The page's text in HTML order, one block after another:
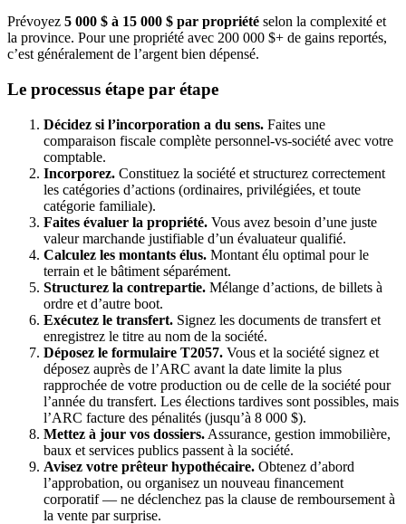
Prévoyez 5 000 $ à 15 000 $ par propriété selon la complexité et
la province. Pour une propriété avec 200 000 $+ de gains reportés,
c’est généralement de l’argent bien dépensé.
Le processus étape par étape
Décidez si l’incorporation a du sens. Faites une
comparaison fiscale complète personnel-vs-société avec votre
comptable.
Incorporez. Constituez la société et structurez correctement
les catégories d’actions (ordinaires, privilégiées, et toute
catégorie familiale).
Faites évaluer la propriété. Vous avez besoin d’une juste
valeur marchande justifiable d’un évaluateur qualifié.
Calculez les montants élus. Montant élu optimal pour le
terrain et le bâtiment séparément.
Structurez la contrepartie. Mélange d’actions, de billets à
ordre et d’autre boot.
Exécutez le transfert. Signez les documents de transfert et
enregistrez le titre au nom de la société.
Déposez le formulaire T2057. Vous et la société signez et
déposez auprès de l’ARC avant la date limite la plus
rapprochée de votre production ou de celle de la société pour
l’année du transfert. Les élections tardives sont possibles, mais
l’ARC facture des pénalités (jusqu’à 8 000 $).
Mettez à jour vos dossiers. Assurance, gestion immobilière,
baux et services publics passent à la société.
Avisez votre prêteur hypothécaire. Obtenez d’abord
l’approbation, ou organisez un nouveau financement
corporatif — ne déclenchez pas la clause de remboursement à
la vente par surprise.